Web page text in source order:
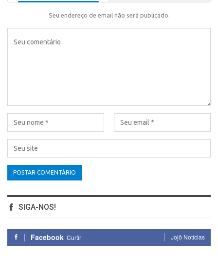
Seu endereço de email não será publicado.
SIGA-NOS!
Facebook Curtir Jojô Notícias